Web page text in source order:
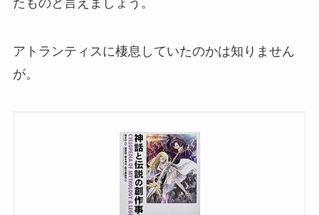
たものと言えましょう。
アトランティスに棲息していたのかは知りません
が。